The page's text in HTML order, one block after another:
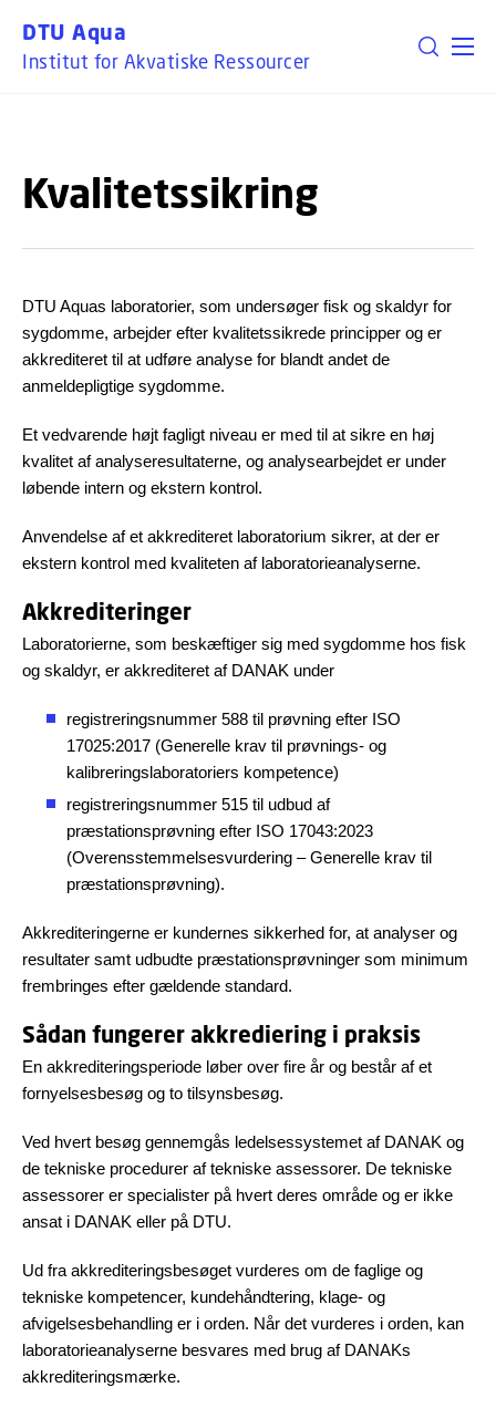
DTU Aqua
Institut for Akvatiske Ressourcer
Kvalitetssikring
DTU Aquas laboratorier, som undersøger fisk og skaldyr for
sygdomme, arbejder efter kvalitetssikrede principper og er
akkrediteret til at udføre analyse for blandt andet de
anmeldepligtige sygdomme.
Et vedvarende højt fagligt niveau er med til at sikre en høj
kvalitet af analyseresultaterne, og analysearbejdet er under
løbende intern og ekstern kontrol.
Anvendelse af et akkrediteret laboratorium sikrer, at der er
ekstern kontrol med kvaliteten af laboratorieanalyserne.
Akkrediteringer
Laboratorierne, som beskæftiger sig med sygdomme hos fisk
og skaldyr, er akkrediteret af DANAK under
registreringsnummer 588 til prøvning efter ISO
17025:2017 (Generelle krav til prøvnings- og
kalibreringslaboratoriers kompetence)
registreringsnummer 515 til udbud af
præstationsprøvning efter ISO 17043:2023
(Overensstemmelsesvurdering – Generelle krav til
præstationsprøvning).
Akkrediteringerne er kundernes sikkerhed for, at analyser og
resultater samt udbudte præstationsprøvninger som minimum
frembringes efter gældende standard.
Sådan fungerer akkrediering i praksis
En akkrediteringsperiode løber over fire år og består af et
fornyelsesbesøg og to tilsynsbesøg.
Ved hvert besøg gennemgås ledelsessystemet af DANAK og
de tekniske procedurer af tekniske assessorer. De tekniske
assessorer er specialister på hvert deres område og er ikke
ansat i DANAK eller på DTU.
Ud fra akkrediteringsbesøget vurderes om de faglige og
tekniske kompetencer, kundehåndtering, klage- og
afvigelsesbehandling er i orden. Når det vurderes i orden, kan
laboratorieanalyserne besvares med brug af DANAKs
akkrediteringsmærke.